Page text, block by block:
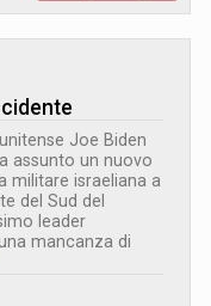
Joe Biden
assunto un nuovo
militare israeliana a
del Sud del
leader
mancanza di